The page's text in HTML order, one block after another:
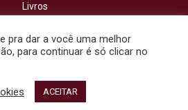
Livros
CONTATO
Interestadual de Sindicatos de
direitos reservados. Design por
pra dar a você uma melhor
para continuar é só clicar no
ACEITAR